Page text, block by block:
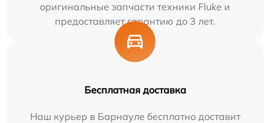
оригинальные запчасти техники Fluke и
предоставляет гарантию до 3 лет.
Бесплатная доставка
Наш курьер в Барнауле бесплатно доставит